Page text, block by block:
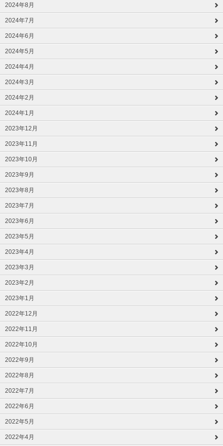
2024年8月
2024年7月
2024年6月
2024年5月
2024年4月
2024年3月
2024年2月
2024年1月
2023年12月
2023年11月
2023年10月
2023年9月
2023年8月
2023年7月
2023年6月
2023年5月
2023年4月
2023年3月
2023年2月
2023年1月
2022年12月
2022年11月
2022年10月
2022年9月
2022年8月
2022年7月
2022年6月
2022年5月
2022年4月